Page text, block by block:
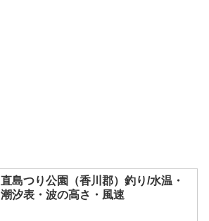
直島つり公園（香川郡）釣り/水温・
潮汐表・波の高さ・風速